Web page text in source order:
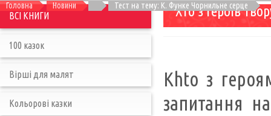
Головна Новини Тест на тему: К. Функе Чорнильне серце
Хто з героїв
Khto з
запитання
ВСІ КНИГИ
100 казок
Вірші для малят
Кольорові казки